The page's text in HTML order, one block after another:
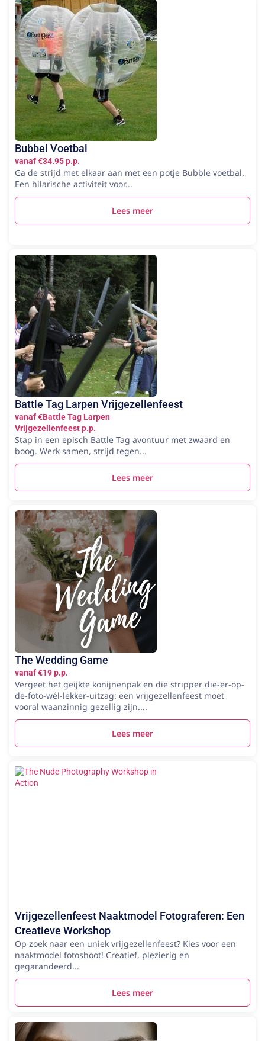
Bubbel Voetbal
vanaf €34.95 p.p.
Ga de strijd met elkaar aan met een potje Bubble voetbal.
Een hilarische activiteit voor...
Lees meer
Battle Tag Larpen Vrijgezellenfeest
vanaf €Battle Tag Larpen
Vrijgezellenfeest p.p.
Stap in een episch Battle Tag avontuur met zwaard en
boog. Werk samen, strijd tegen...
Lees meer
The Wedding Game
vanaf €19 p.p.
Vergeet het geijkte konijnenpak en die stripper die-er-op-
de-foto-wél-lekker-uitzag: een vrijgezellenfeest moet
vooral waanzinnig gezellig zijn....
Lees meer
Vrijgezellenfeest Naaktmodel Fotograferen: Een
Creatieve Workshop
Op zoek naar een uniek vrijgezellenfeest? Kies voor een
naaktmodel fotoshoot! Creatief, plezierig en
gegarandeerd...
Lees meer